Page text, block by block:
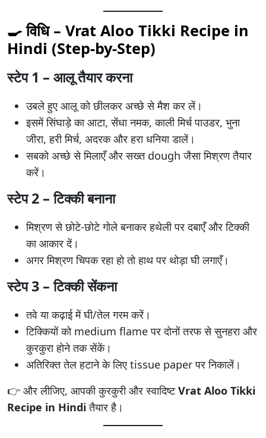
🍳 विधि – Vrat Aloo Tikki Recipe in
Hindi (Step-by-Step)
स्टेप 1 – आलू तैयार करना
उबले हुए आलू को छीलकर अच्छे से मैश कर लें।
इसमें सिंघाड़े का आटा, सेंधा नमक, काली मिर्च पाउडर, भुना
जीरा, हरी मिर्च, अदरक और हरा धनिया डालें।
सबको अच्छे से मिलाएँ और सख्त dough जैसा मिश्रण तैयार
करें।
स्टेप 2 – टिक्की बनाना
मिश्रण से छोटे-छोटे गोले बनाकर हथेली पर दबाएँ और टिक्की
का आकार दें।
अगर मिश्रण चिपक रहा हो तो हाथ पर थोड़ा घी लगाएँ।
स्टेप 3 – टिक्की सेंकना
तवे या कढ़ाई में घी/तेल गरम करें।
टिक्कियों को medium flame पर दोनों तरफ से सुनहरा और
कुरकुरा होने तक सेंकें।
अतिरिक्त तेल हटाने के लिए tissue paper पर निकालें।
👉 और लीजिए, आपकी कुरकुरी और स्वादिष्टVrat Aloo Tikki
Recipe in Hindiतैयार है।